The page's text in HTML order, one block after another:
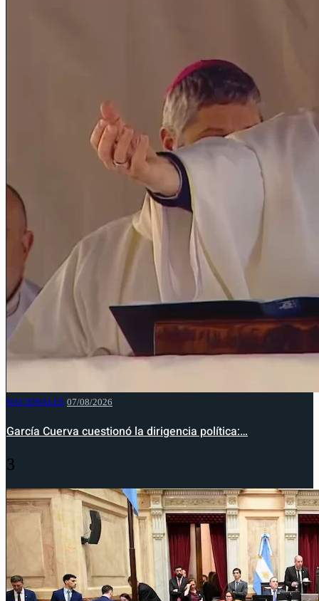
NACIONALES 07/08/2026
García Cuerva cuestionó la dirigencia política:…
3